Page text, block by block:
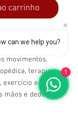
carrinho
para
das mãos,
movimentos,
terapia
exercício e
e dedos.
can we help you?
1